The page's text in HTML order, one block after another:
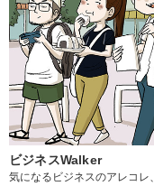
ビジネスWalker
気になるビジネスのアレコレ